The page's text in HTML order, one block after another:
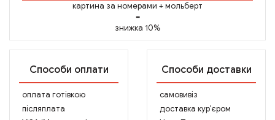
картина за номерами +мольберт
=
знижка 10%
Способи оплати
оплата готівкою
післяплата
Способи доставки
самовивіз
доставка кур'єром